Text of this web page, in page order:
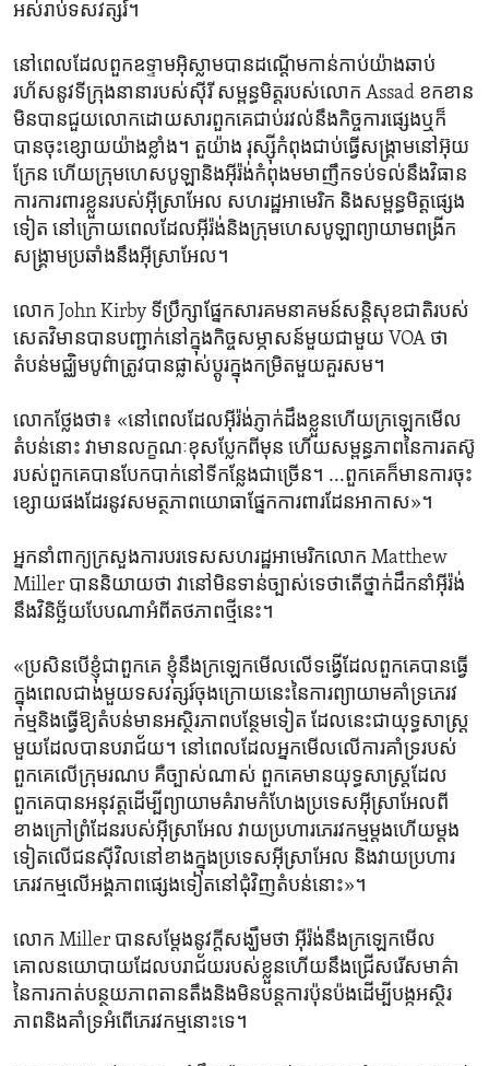
អស់​រាប់​ទសវត្សរ៍។
នៅពេល​ដែល​ពួក​ឧទ្ទាម​អ៊ិស្លាម​បាន​ដណ្តើម​កាន់កាប់​យ៉ាង​ឆាប់​
រហ័ស​នូវ​ទីក្រុង​នានា​របស់​ស៊ីរី សម្ពន្ធមិត្ត​របស់​លោក Assad ខកខាន​
មិន​បាន​ជួយ​លោក​ដោយសារ​ពួកគេ​ជាប់​រវល់​នឹង​កិច្ចការ​ផ្សេង​ឬ​ក៏​
បាន​ចុះខ្សោយ​យ៉ាង​ខ្លាំង។ តួយ៉ាង រុស្ស៊ី​កំពុង​ជាប់​ធ្វើ​សង្គ្រាម​នៅ​អ៊ុយ
ក្រែន ហើយ​ក្រុម​ហេសបូឡា​និង​អ៊ីរ៉ង់​កំពុង​មមាញឹក​ទប់ទល់​នឹង​វិធាន
ការ​ការពារ​ខ្លួន​របស់​អ៊ីស្រាអែល សហរដ្ឋ​អាមេរិក និង​សម្ពន្ធមិត្ត​ផ្សេង​
ទៀត នៅ​ក្រោយ​ពេល​ដែល​អ៊ីរ៉ង់​និង​ក្រុម​ហេសបូឡា​ព្យាយាម​ពង្រីក​
សង្គ្រាម​ប្រឆាំង​នឹង​អ៊ីស្រាអែល។
លោក John Kirby ទីប្រឹក្សា​ផ្នែក​សារគមនាគមន៍​សន្តិសុខ​ជាតិ​របស់​
សេតវិមាន​បាន​បញ្ជាក់​នៅ​ក្នុង​កិច្ចសម្ភាសន៍​មួយ​ជាមួយ VOA ថា
តំបន់​មជ្ឈិម​បូព៌ា​ត្រូវបាន​ផ្លាស់ប្តូរ​ក្នុង​កម្រិត​មួយ​គួរសម។
លោក​ថ្លែង​ថា៖ «នៅពេល​ដែល​អ៊ីរ៉ង់​ភ្ញាក់​ដឹង​ខ្លួន​ហើយ​ក្រឡេក​មើល​
តំបន់​នោះ វា​មាន​លក្ខណៈ​ខុសប្លែក​ពី​មុន ហើយ​សម្ពន្ធភាព​នៃ​ការ​តស៊ូ​
របស់​ពួកគេ​បាន​បែកបាក់​នៅ​ទីកន្លែង​ជាច្រើន។ ...ពួកគេ​ក៏​មាន​ការ​ចុះ
ខ្សោយ​ផងដែរ​នូវ​សមត្ថភាព​យោធា​ផ្នែក​ការពារ​ដែន​អាកាស»។
អ្នក​នាំពាក្យ​ក្រសួង​ការបរទេស​សហរដ្ឋ​អាមេរិក​លោក Matthew
Miller បាន​និយាយ​ថា វា​នៅ​មិន​ទាន់​ច្បាស់​ទេ​ថាតើ​ថ្នាក់ដឹកនាំ​អ៊ីរ៉ង់​
នឹង​វិនិច្ឆ័យ​បែបណា​អំពី​តថភាព​ថ្មី​នេះ។
«ប្រសិនបើ​ខ្ញុំ​ជា​ពួកគេ ខ្ញុំ​នឹង​ក្រឡេក​មើល​លើ​ទង្វើ​ដែល​ពួកគេ​បាន​ធ្វើ​
ក្នុង​ពេល​ជាង​មួយ​ទសវត្សរ៍​ចុង​ក្រោយ​នេះ​នៃ​ការ​ព្យាយាម​គាំទ្រ​ភេរវ
កម្ម​និង​ធ្វើ​ឱ្យ​តំបន់​មាន​អស្ថិរភាព​បន្ថែម​ទៀត ដែល​នេះ​ជា​យុទ្ធសាស្ត្រ​
មួយ​ដែល​បាន​បរាជ័យ។ នៅពេល​ដែល​អ្នក​មើល​លើ​ការ​គាំទ្រ​របស់​
ពួកគេ​លើ​ក្រុម​រណប គឺ​ច្បាស់​ណាស់ ពួកគេ​មាន​យុទ្ធសាស្ត្រ​ដែល​
ពួកគេ​បាន​អនុវត្ត​ដើម្បី​ព្យាយាម​គំរាម​កំហែង​ប្រទេស​អ៊ីស្រាអែល​ពី​
ខាង​ក្រៅ​ព្រំដែន​របស់​អ៊ីស្រាអែល វាយ​ប្រហារ​ភេរវកម្ម​ម្តង​ហើយ​ម្តង​
ទៀត​លើ​ជន​ស៊ីវិល​នៅ​ខាង​ក្នុង​ប្រទេស​អ៊ីស្រាអែល និង​វាយ​ប្រហារ​
ភេរវកម្ម​លើ​អង្គភាព​ផ្សេង​ទៀត​នៅ​ជុំវិញ​តំបន់​នោះ»។
លោក Miller បាន​សម្តែង​នូវ​ក្តី​សង្ឃឹម​ថា អ៊ីរ៉ង់​នឹង​ក្រឡេក​មើល​
គោលនយោបាយ​ដែល​បរាជ័យ​របស់​ខ្លួន​ហើយ​នឹង​ជ្រើសរើស​មាគ៌ា​
នៃ​ការ​កាត់​បន្ថយ​ភាព​តានតឹង​និង​មិន​បន្ត​ការ​ប៉ុនប៉ង​ដើម្បី​បង្ក​អស្ថិរ
ភាព​និង​គាំទ្រ​អំពើ​ភេរវកម្ម​នោះទេ។